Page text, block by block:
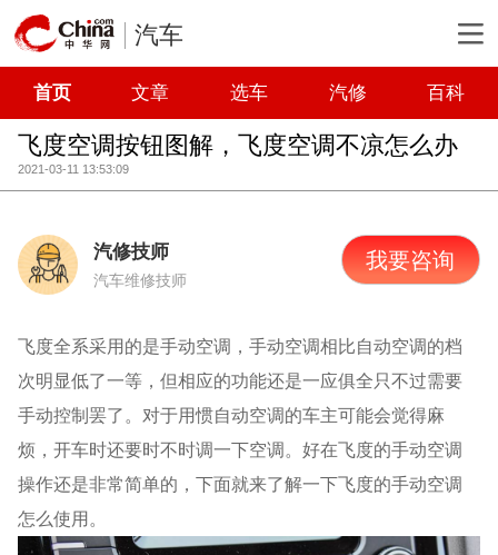
汽车
首页 文章 选车 汽修 百科
飞度空调按钮图解，飞度空调不凉怎么办
2021-03-11 13:53:09
汽修技师
汽车维修技师
我要咨询
飞度全系采用的是手动空调，手动空调相比自动空调的档
次明显低了一等，但相应的功能还是一应俱全只不过需要
手动控制罢了。对于用惯自动空调的车主可能会觉得麻
烦，开车时还要时不时调一下空调。好在飞度的手动空调
操作还是非常简单的，下面就来了解一下飞度的手动空调
怎么使用。